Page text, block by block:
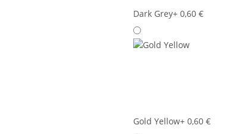
Dark Grey+ 0,60 €
Gold Yellow+ 0,60 €